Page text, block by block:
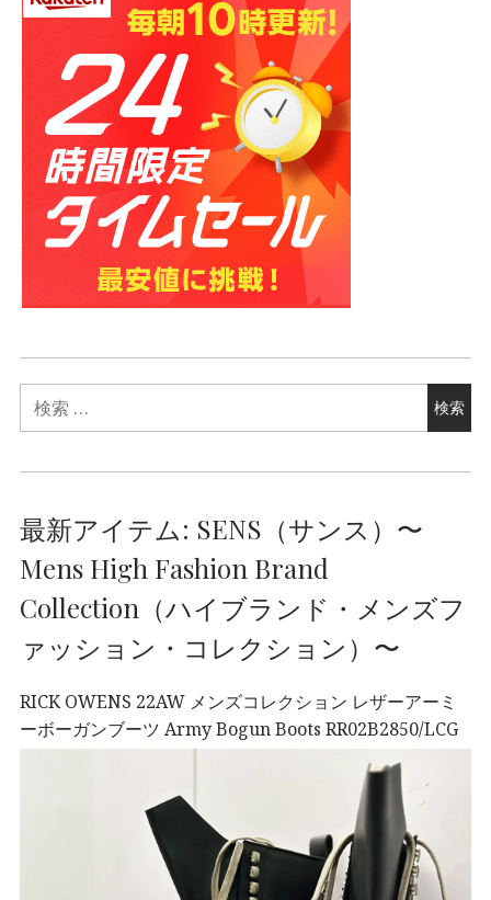
最新アイテム: SENS（サンス）〜
Mens High Fashion Brand
Collection（ハイブランド・メンズフ
ァッション・コレクション）〜
RICK OWENS 22AW メンズコレクション レザーアーミ
ーボーガンブーツ Army Bogun Boots RR02B2850/LCG